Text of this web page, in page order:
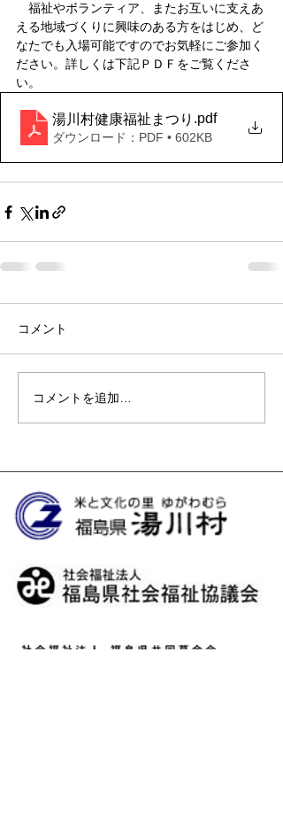
福祉やボランティア、またお互いに支えあ
える地域づくりに興味のある方をはじめ、ど
なたでも入場可能ですのでお気軽にご参加く
ださい。詳しくは下記ＰＤＦをご覧くださ
い。
湯川村健康福祉まつり .pdf
ダウンロード：PDF • 602KB
コメント
コメントを追加…